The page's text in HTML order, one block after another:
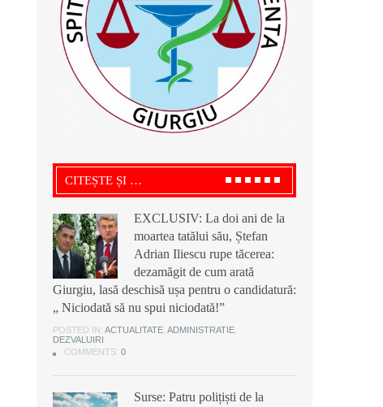
CITEȘTE ȘI …
EXCLUSIV: La doi ani de la
moartea tatălui său, Ștefan
Adrian Iliescu rupe tăcerea:
dezamăgit de cum arată
Giurgiu, lasă deschisă ușa pentru o candidatură:
„ Niciodată să nu spui niciodată!”
POSTED IN: ACTUALITATE ADMINISTRATIE
DEZVALUIRI
COMMENTS: 0
Surse: Patru polițiști de la